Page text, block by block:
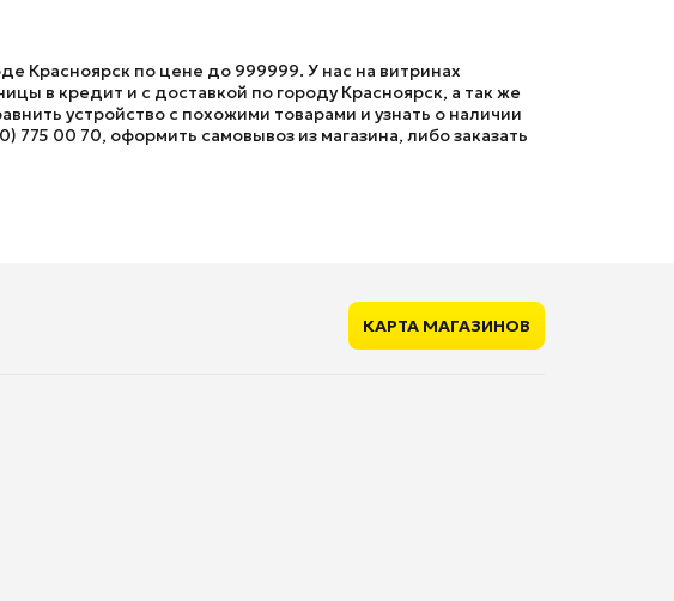
Красноярск по цене до 999999. У нас на витринах
в кредит и с доставкой по городу Красноярск, а так же
устройство с похожими товарами и узнать о наличии
00 70, оформить самовывоз из магазина, либо заказать
КАРТА МАГАЗИНОВ